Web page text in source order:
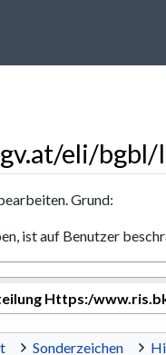
eli/
Grund:
ist auf Benutzer
Https:/
Sonderzeichen